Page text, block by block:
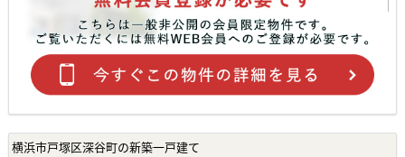
横浜市戸塚区深谷町の新築一戸建て